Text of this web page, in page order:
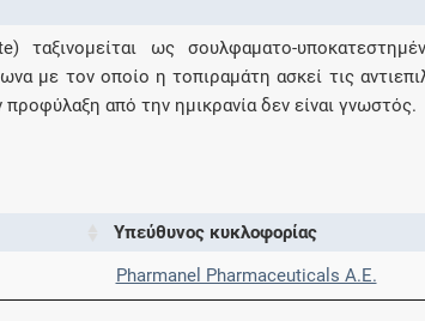
ταξινομείται ως σουλφαματο-
με τον οποίο η τοπιραμάτη ασκεί τις
προφύλαξη από την ημικρανία δεν είναι γνωστός.
Υπεύθυνος κυκλοφορίας
Pharmanel Pharmaceuticals Α.Ε.